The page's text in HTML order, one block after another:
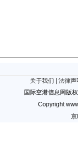
关于我们
法律声
国际空港信息网版
Copyright